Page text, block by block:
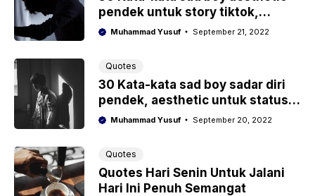
pendek untuk story tiktok,
instagram, whatsapp lengkap
Muhammad Yusuf September 21, 2022
Quotes
30 Kata-kata sad boy sadar diri
pendek, aesthetic untuk status
tiktok, whatsapp, instagram
Muhammad Yusuf September 20, 2022
Quotes
Quotes Hari Senin Untuk Jalani
Hari Ini Penuh Semangat